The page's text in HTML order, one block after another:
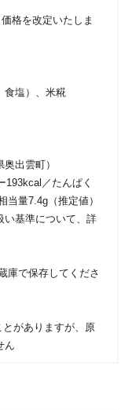
格を改定いたしま
塩）、米糀
出雲町）
193kcal／たんぱく
当量7.4g（推定値）
基準について、詳
庫で保存してくださ
がありますが、原
ん